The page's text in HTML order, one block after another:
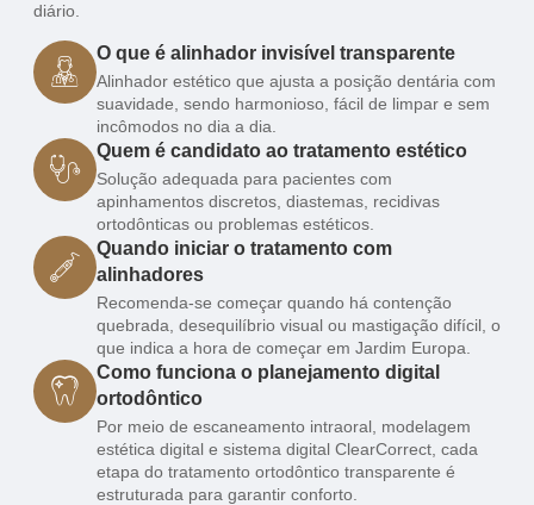
diário.
O que é alinhador invisível transparente
Alinhador estético que ajusta a posição dentária com
suavidade, sendo harmonioso, fácil de limpar e sem
incômodos no dia a dia.
Quem é candidato ao tratamento estético
Solução adequada para pacientes com
apinhamentos discretos, diastemas, recidivas
ortodônticas ou problemas estéticos.
Quando iniciar o tratamento com
alinhadores
Recomenda-se começar quando há contenção
quebrada, desequilíbrio visual ou mastigação difícil, o
que indica a hora de começar em Jardim Europa.
Como funciona o planejamento digital
ortodôntico
Por meio de escaneamento intraoral, modelagem
estética digital e sistema digital ClearCorrect, cada
etapa do tratamento ortodôntico transparente é
estruturada para garantir conforto.